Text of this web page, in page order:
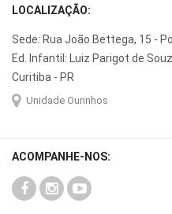
LOCALIZAÇÃO:
Sede: Rua João Bettega, 15 -
Ed. Infantil: Luiz Parigot de
Curitiba - PR
Unidade Ourinhos
ACOMPANHE-NOS: